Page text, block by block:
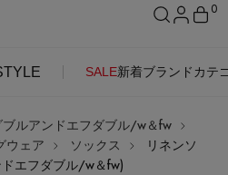
SALE新着ブランド カテ
0
ログイン
RESULTS
ブルアンドエフダブル/w＆fw
ウェア ソックス
リネンソ
エフダブル/w＆fw)